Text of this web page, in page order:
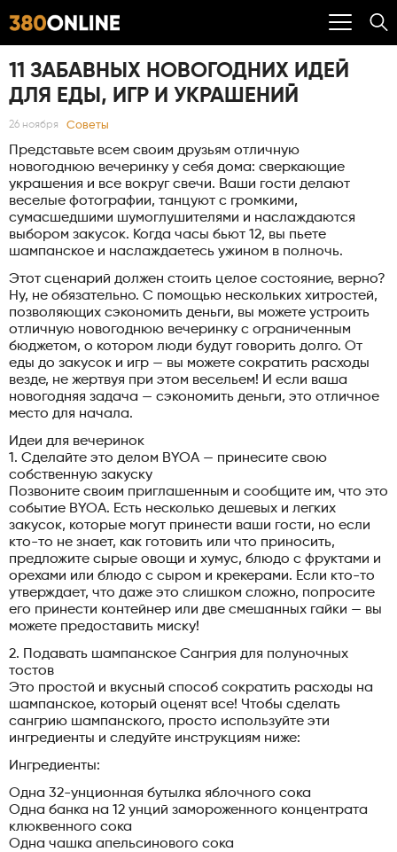
11 ЗАБАВНЫХ НОВОГОДНИХ ИДЕЙ
ДЛЯ ЕДЫ, ИГР И УКРАШЕНИЙ
26 ноября Советы
Представьте всем своим друзьям отличную
новогоднюю вечеринку у себя дома: сверкающие
украшения и все вокруг свечи. Ваши гости делают
веселые фотографии, танцуют с громкими,
сумасшедшими шумоглушителями и наслаждаются
выбором закусок. Когда часы бьют 12, вы пьете
шампанское и наслаждаетесь ужином в полночь.
Этот сценарий должен стоить целое состояние, верно?
Ну, не обязательно. С помощью нескольких хитростей,
позволяющих сэкономить деньги, вы можете устроить
отличную новогоднюю вечеринку с ограниченным
бюджетом, о котором люди будут говорить долго. От
еды до закусок и игр — вы можете сократить расходы
везде, не жертвуя при этом весельем! И если ваша
новогодняя задача — сэкономить деньги, это отличное
место для начала.
Идеи для вечеринок
1. Сделайте это делом BYOA — принесите свою
собственную закуску
Позвоните своим приглашенным и сообщите им, что это
событие BYOA. Есть несколько дешевых и легких
закусок, которые могут принести ваши гости, но если
кто-то не знает, как готовить или что приносить,
предложите сырые овощи и хумус, блюдо с фруктами и
орехами или блюдо с сыром и крекерами. Если кто-то
утверждает, что даже это слишком сложно, попросите
его принести контейнер или две смешанных гайки — вы
можете предоставить миску!
2. Подавать шампанское Сангрия для полуночных
тостов
Это простой и вкусный способ сократить расходы на
шампанское, который оценят все! Чтобы сделать
сангрию шампанского, просто используйте эти
ингредиенты и следуйте инструкциям ниже:
Ингредиенты:
Одна 32-унционная бутылка яблочного сока
Одна банка на 12 унций замороженного концентрата
клюквенного сока
Одна чашка апельсинового сока